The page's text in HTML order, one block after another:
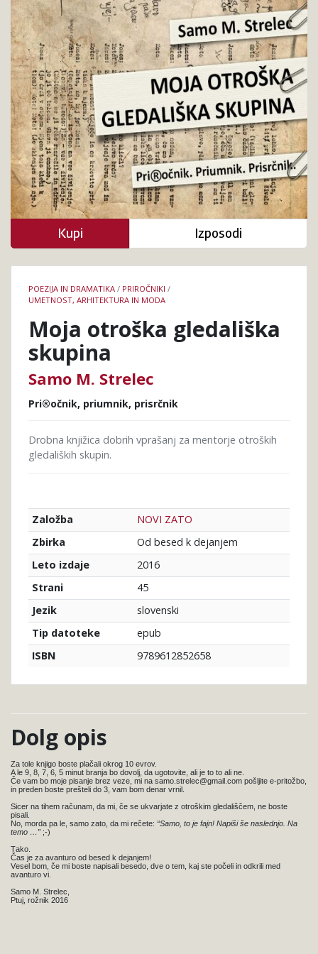
knjige
POEZIJA IN DRAMATIKA / PRIROČNIKI /
UMETNOST, ARHITEKTURA IN MODA
Moja otroška gledališka
skupina
Samo M. Strelec
Pri®očnik, priumnik, prisrčnik
Drobna knjižica dobrih vprašanj za mentorje otroških
gledaliških skupin.
Založba
NOVI ZATO
Zbirka
Od besed k dejanjem
Leto izdaje
2016
Strani
45
Jezik
slovenski
Tip datoteke
epub
ISBN
9789612852658
Kupi Izposodi
Dolg opis
Za tole knjigo boste plačali okrog 10 evrov.
A le 9, 8, 7, 6, 5 minut branja bo dovolj, da ugotovite, ali je to to ali ne.
Če vam bo moje pisanje brez veze, mi na samo.strelec@gmail.com pošljite e-pritožbo,
in preden boste prešteli do 3, vam bom denar vrnil.
Sicer na tihem računam, da mi, če se ukvarjate z otroškim gledališčem, ne boste
pisali.
No, morda pa le, samo zato, da mi rečete: “Samo, to je fajn! Napiši še naslednjo. Na
temo …” ;-)
Tako.
Čas je za avanturo od besed k dejanjem!
Vesel bom, če mi boste napisali besedo, dve o tem, kaj ste počeli in odkrili med
avanturo vi.
Samo M. Strelec,
Ptuj, rožnik 2016